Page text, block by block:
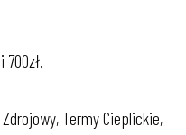
Termy Cieplickie,